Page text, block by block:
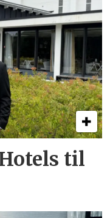
til